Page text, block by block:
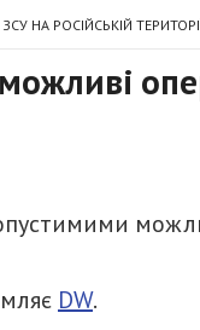
НА РОСІЙСЬКІЙ
DW.